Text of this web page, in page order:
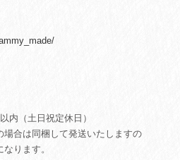
内（土日祝定休日）
合は同梱して発送いたしますの
ります。